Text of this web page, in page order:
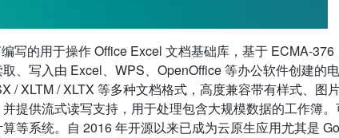
写的用于操作 Office Excel 文档基础库，基于 ECMA-
、写入由 Excel、WPS、OpenOffice 等办公软件创建的
/ XLTM / XLTX 等多种文档格式，高度兼容带有样式、图
提供流式读写支持，用于处理包含大规模数据的工作簿
等系统。自 2016 年开源以来已成为云原生应用尤其是